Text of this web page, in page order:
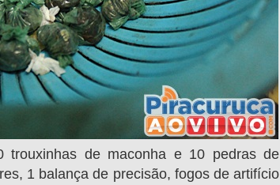
trouxinhas de maconha e 10 pedras de
1 balança de precisão, fogos de artifício